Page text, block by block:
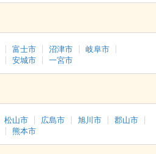
富士市 沼津市
岐阜市
安城市 一宮市
松山市 広島市 旭川市
郡山市
熊本市